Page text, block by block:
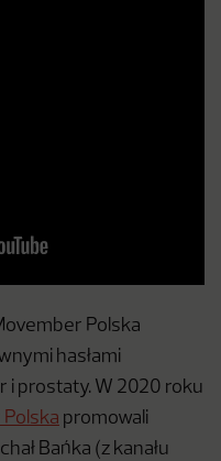
Polska
hasłami
i prostaty. W 2020 roku
promowali
Bańka (z kanału